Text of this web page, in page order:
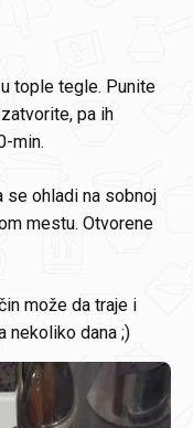
tople tegle. Punite
pa ih
min.
se ohladi na sobnoj
mestu. Otvorene
može da traje i
nekoliko dana ;)